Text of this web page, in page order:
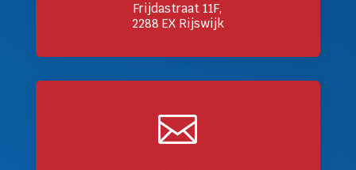
Frijdastraat 11F,
2288 EX Rijswijk
